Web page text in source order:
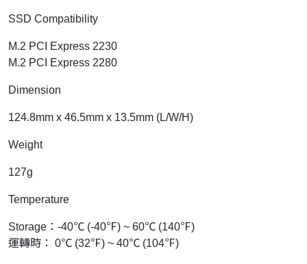
SSD Compatibility
M.2 PCI Express 2230
M.2 PCI Express 2280
Dimension
124.8mm x 46.5mm x 13.5mm (L/W/H)
Weight
127g
Temperature
Storage：-40℃ (-40℉) ~ 60℃ (140℉)
運轉時： 0℃ (32℉) ~ 40℃ (104℉)